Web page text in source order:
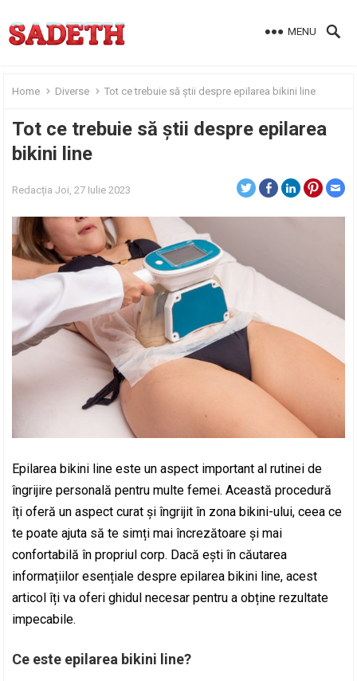
MENU
Home Diverse Tot ce trebuie să știi despre epilarea bikini line
Tot ce trebuie să știi despre epilarea
bikini line
Redacția Joi, 27 Iulie 2023
Epilarea bikini line este un aspect important al rutinei de
îngrijire personală pentru multe femei. Această procedură
îți oferă un aspect curat și îngrijit în zona bikini-ului, ceea ce
te poate ajuta să te simți mai încrezătoare și mai
confortabilă în propriul corp. Dacă ești în căutarea
informațiilor esențiale despre epilarea bikini line, acest
articol îți va oferi ghidul necesar pentru a obține rezultate
impecabile.
Ce este epilarea bikini line?